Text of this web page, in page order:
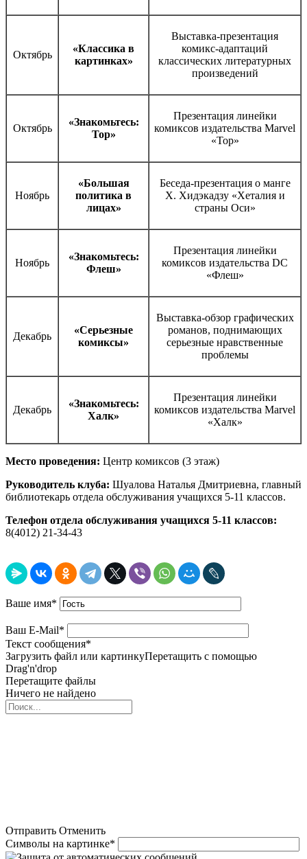
Октябрь
«Классика в
картинках»
Выставка-презентация
комикс-адаптаций
классических литературных
произведений
Октябрь
«Знакомьтесь:
Тор»
Презентация линейки
комиксов издательства Marvel
«Тор»
Ноябрь
«Большая
политика в
лицах»
Беседа-презентация о манге
Х. Хидэкадзу «Хеталия и
страны Оси»
Ноябрь
«Знакомьтесь:
Флеш»
Презентация линейки
комиксов издательства DC
«Флеш»
Декабрь
«Серьезные
комиксы»
Выставка-обзор графических
романов, поднимающих
серьезные нравственные
проблемы
Декабрь
«Знакомьтесь:
Халк»
Презентация линейки
комиксов издательства Marvel
«Халк»
Место проведения: Центр комиксов (3 этаж)
Руководитель клуба: Шуалова Наталья Дмитриевна, главный
библиотекарь отдела обслуживания учащихся 5-11 классов.
Телефон отдела обслуживания учащихся 5-11 классов:
8(4012) 21-34-43
Ваше имя*
Ваш E-Mail*
Текст сообщения*
Загрузить файл или картинкуПеретащить с помощью
Drag'n'drop
Перетащите файлы
Ничего не найдено
Отправить Отменить
Символы на картинке*